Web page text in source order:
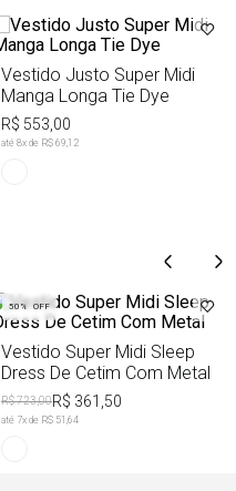
Vestido Justo Super Midi
Manga Longa Tie Dye
R$ 553,00
até 8x de R$ 69,12
50% OFF
Vestido Super Midi Sleep
Dress De Cetim Com Metal
R$ 723,00R$ 361,50
até 7x de R$ 51,64